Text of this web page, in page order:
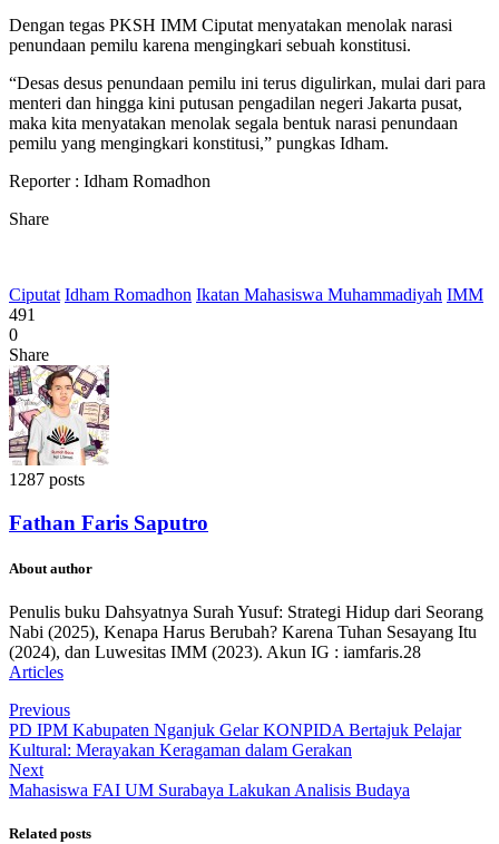
Dengan tegas PKSH IMM Ciputat menyatakan menolak narasi
penundaan pemilu karena mengingkari sebuah konstitusi.
“Desas desus penundaan pemilu ini terus digulirkan, mulai dari para
menteri dan hingga kini putusan pengadilan negeri Jakarta pusat,
maka kita menyatakan menolak segala bentuk narasi penundaan
pemilu yang mengingkari konstitusi,” pungkas Idham.
Reporter : Idham Romadhon
Share
Ciputat Idham Romadhon Ikatan Mahasiswa Muhammadiyah IMM
491
0
Share
1287 posts
Fathan Faris Saputro
About author
Penulis buku Dahsyatnya Surah Yusuf: Strategi Hidup dari Seorang
Nabi (2025), Kenapa Harus Berubah? Karena Tuhan Sesayang Itu
(2024), dan Luwesitas IMM (2023). Akun IG : iamfaris.28
Articles
Previous
PD IPM Kabupaten Nganjuk Gelar KONPIDA Bertajuk Pelajar
Kultural: Merayakan Keragaman dalam Gerakan
Next
Mahasiswa FAI UM Surabaya Lakukan Analisis Budaya
Related posts